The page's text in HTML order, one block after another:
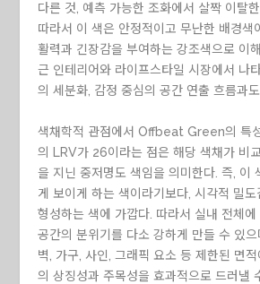
다른 것, 예측 가능한 조화에서 살짝 이탈
따라서 이 색은 안정적이고 무난한 배경색
활력과 긴장감을 부여하는 강조색으로 이
근 인테리어와 라이프스타일 시장에서 나
의 세분화, 감정 중심의 공간 연출 흐름과
색채학적 관점에서 Offbeat Green의 특
의 LRV가 26이라는 점은 해당 색채가 비
을 지닌 중저명도 색임을 의미한다. 즉, 이
게 보이게 하는 색이라기보다, 시각적 밀
형성하는 색에 가깝다. 따라서 실내 전체
공간의 분위기를 다소 강하게 만들 수 있
벽, 가구, 사인, 그래픽 요소 등 제한된 면
의 상징성과 주목성을 효과적으로 드러낼